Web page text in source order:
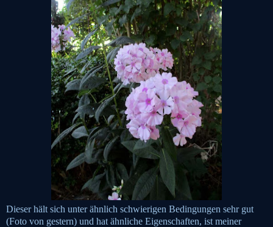
Dieser hält sich unter ähnlich schwierigen Bedingungen sehr gut
(Foto von gestern) und hat ähnliche Eigenschaften, ist meiner